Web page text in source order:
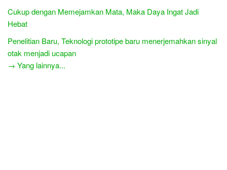
Cukup dengan Memejamkan Mata, Maka Daya Ingat Jadi
Hebat
Penelitian Baru, Teknologi prototipe baru menerjemahkan sinyal
otak menjadi ucapan
→ Yang lainnya...